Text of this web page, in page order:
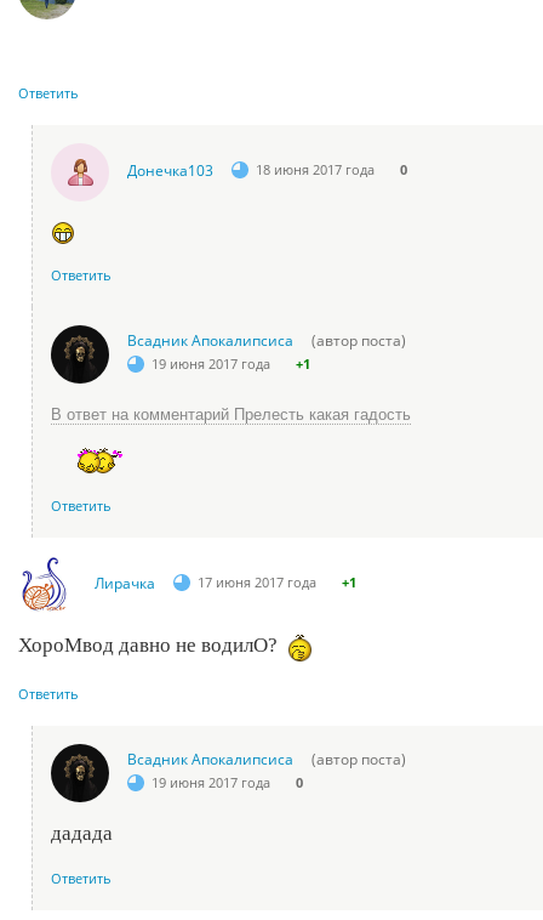
Ответить
Донечка103 18 июня 2017 года 0
Ответить
Всадник Апокалипсиса (автор поста)
19 июня 2017 года +1
В ответ на комментарий Прелесть какая гадость
Ответить
Лирачка 17 июня 2017 года +1
ХороМвод давно не водилО?
Ответить
Всадник Апокалипсиса (автор поста)
19 июня 2017 года 0
дадада
Ответить